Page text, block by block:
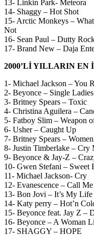
13- Linkin Park- Meteora
14- Shaggy – Hot Shot
15- Arctic Monkeys –
Not
16- Sean Paul – Dutty
17- Brand New – Daja
2000’Lİ YILLARIN
1- Michael Jackson – You
2- Beyonce – Single Ladies
3- Britney Spears – Toxic
4- Christina Aguilera –
5- Fatboy Slim – Weapon
6- Usher – Caught Up
7- Britney Spears –
8- Justin Timberlake – Cry
9- Beyonce & Jay-Z –
10- Gwen Stefani – Sweet
11- Michael Jackson- Cry
12- Evanescence – Call
13- Bon Jovi – It’s My Life
14- Katy perry – Hot’n
15- Beyonce feat. Jay Z –
16- Beyonce – A Woman
17- SHAGGY – HOPE